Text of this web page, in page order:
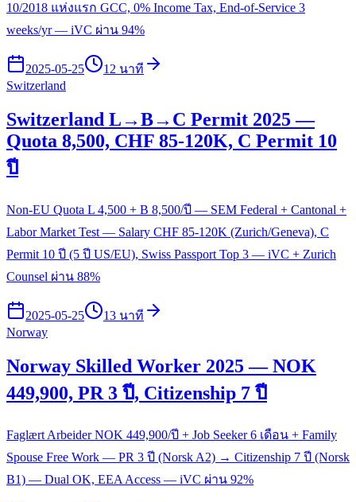
10/2018 แห่งแรก GCC, 0% Income Tax, End-of-Service 3
weeks/yr — iVC ผ่าน 94%
2025-05-25
12 นาที
Switzerland
Switzerland L→B→C Permit 2025 —
Quota 8,500, CHF 85-120K, C Permit 10
ปี
Non-EU Quota L 4,500 + B 8,500/ปี — SEM Federal + Cantonal +
Labor Market Test — Salary CHF 85-120K (Zurich/Geneva), C
Permit 10 ปี (5 ปี US/EU), Swiss Passport Top 3 — iVC + Zurich
Counsel ผ่าน 88%
2025-05-25
13 นาที
Norway
Norway Skilled Worker 2025 — NOK
449,900, PR 3 ปี, Citizenship 7 ปี
Faglært Arbeider NOK 449,900/ปี + Job Seeker 6 เดือน + Family
Spouse Free Work — PR 3 ปี (Norsk A2) → Citizenship 7 ปี (Norsk
B1) — Dual OK, EEA Access — iVC ผ่าน 92%